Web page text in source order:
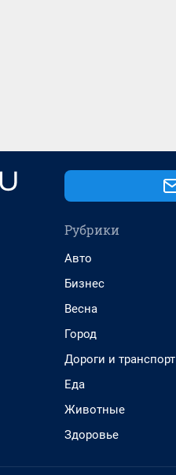
Рубрики
Авто
Бизнес
Весна
Город
Дороги и транспорт
Еда
Животные
Здоровье